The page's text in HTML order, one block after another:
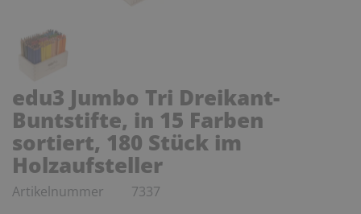
edu3 Jumbo Tri Dreikant-
Buntstifte, in 15 Farben
sortiert, 180 Stück im
Holzaufsteller
Artikelnummer 7337